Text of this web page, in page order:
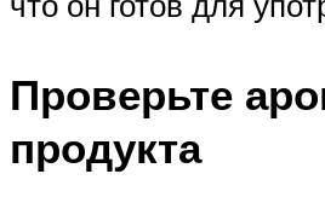
Проверьте
продукта